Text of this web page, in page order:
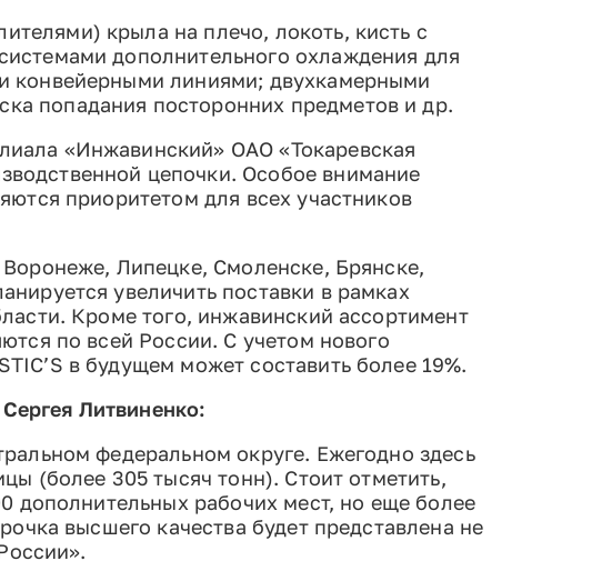
крыла на плечо, локоть, кисть с
дополнительного охлаждения для
конвейерными линиями; двухкамерными
попадания посторонних предметов и др.
«Инжавинский» ОАО «Токаревская
цепочки. Особое внимание
приоритетом для всех участников
Липецке, Смоленске, Брянске,
увеличить поставки в рамках
Кроме того, инжавинский ассортимент
по всей России. С учетом нового
в будущем может составить более 19%.
Литвиненко:
федеральном округе. Ежегодно здесь
(более 305 тысяч тонн). Стоит отметить,
дополнительных рабочих мест, но еще более
высшего качества будет представлена не